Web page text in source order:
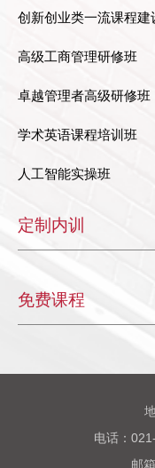
创新创业类一流课程建
高级工商管理研修班
卓越管理者高级研修班
学术英语课程培训班
人工智能实操班
定制内训
免费课程
电话：
邮